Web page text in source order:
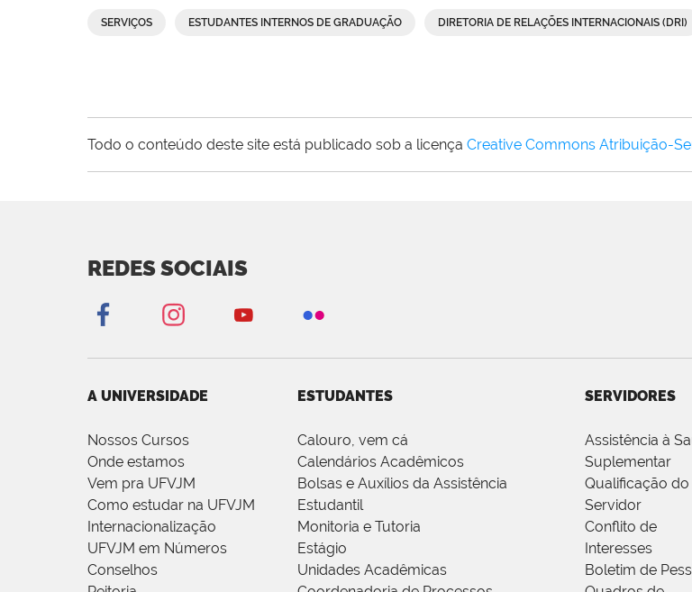
SERVIÇOS ESTUDANTES INTERNOS DE GRADUAÇÃO DIRETORIA DE RELAÇÕES INTERNACIONAIS (DRI)
Todo o conteúdo deste site está publicado sob a licença Creative Commons Atribuição-
REDES SOCIAIS
A UNIVERSIDADE
Nossos Cursos
Onde estamos
Vem pra UFVJM
Como estudar na UFVJM
Internacionalização
UFVJM em Números
Conselhos
ESTUDANTES
Calouro, vem cá
Calendários Acadêmicos
Bolsas e Auxílios da Assistência
Estudantil
Monitoria e Tutoria
Estágio
Unidades Acadêmicas
SERVIDORES
Assistência à
Suplementar
Qualificação do
Servidor
Conflito de
Interesses
Boletim de